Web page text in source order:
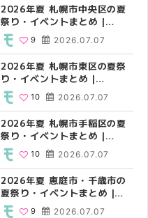
2026年夏 札幌市中央区の夏
祭り・イベントまとめ |
MouLa HOKKAIDO
2026.07.07
9
2026年夏 札幌市東区の夏祭
り・イベントまとめ |
MouLa HOKKAIDO
2026.07.07
10
2026年夏 札幌市手稲区の夏
祭り・イベントまとめ |
MouLa HOKKAIDO
2026.07.07
10
2026年夏 恵庭市・千歳市の
夏祭り・イベントまとめ |
MouLa HOKKAIDO
2026.07.07
9
2026年夏 札幌市清
祭り・イベントま
6
2026年夏 札幌市手
祭り・イベントま
10
2026年夏 札幌市南
り・イベントまと
8
2026年夏 札幌市中
祭り・イベントま
9
2026年夏 札幌市手
祭り・イベントま
10
2026年夏 札幌市豊
祭り・イベントま
9
2026年夏 札幌市東
り・イベントまと
10
2026年夏 札幌市南
り・イベントまと
8